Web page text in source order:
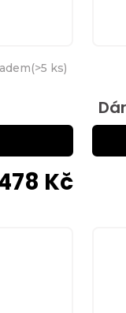
(>5 ks)
Kč